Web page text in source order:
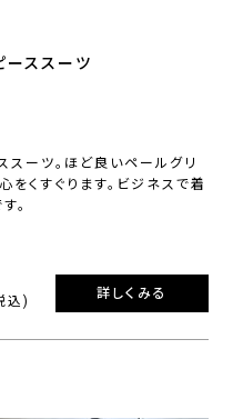
ーススーツ
ーツ。ほど良いペールグリ
くすぐります。ビジネスで着
。
込)
詳しくみる